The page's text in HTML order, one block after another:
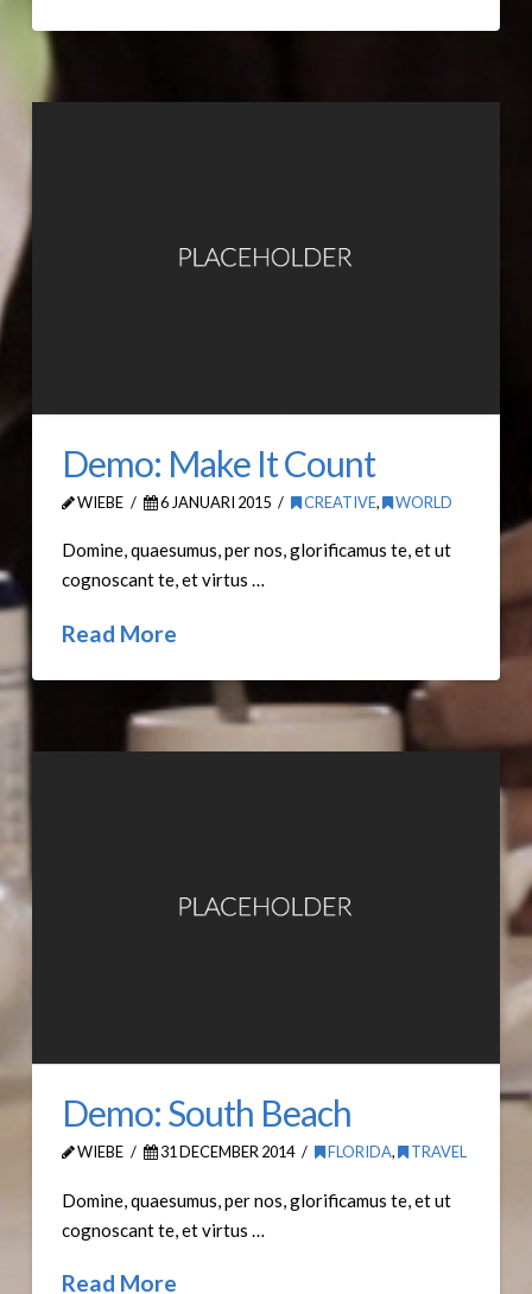
Demo: Make It Count
WIEBE 6 JANUARI 2015 CREATIVE, WORLD
Domine, quaesumus, per nos, glorificamus te, et ut
cognoscant te, et virtus …
Read More
Demo: South Beach
WIEBE 31 DECEMBER 2014 FLORIDA, TRAVEL
Domine, quaesumus, per nos, glorificamus te, et ut
cognoscant te, et virtus …
Read More